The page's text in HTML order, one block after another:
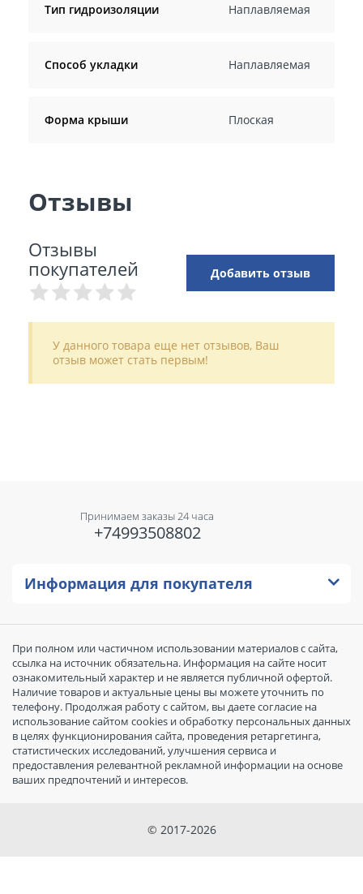
Тип гидроизоляции Наплавляемая
Способ укладки Наплавляемая
Форма крыши Плоская
Отзывы
Отзывы
покупателей
Добавить отзыв
У данного товара еще нет отзывов, Ваш
отзыв может стать первым!
Принимаем заказы 24 часа
+74993508802
Информация для покупателя
При полном или частичном использовании материалов с сайта,
ссылка на источник обязательна. Информация на сайте носит
ознакомительный характер и не является публичной офертой.
Наличие товаров и актуальные цены вы можете уточнить по
телефону. Продолжая работу с сайтом, вы даете согласие на
использование сайтом cookies и обработку персональных данных
в целях функционирования сайта, проведения ретаргетинга,
статистических исследований, улучшения сервиса и
предоставления релевантной рекламной информации на основе
ваших предпочтений и интересов.
© 2017-2026